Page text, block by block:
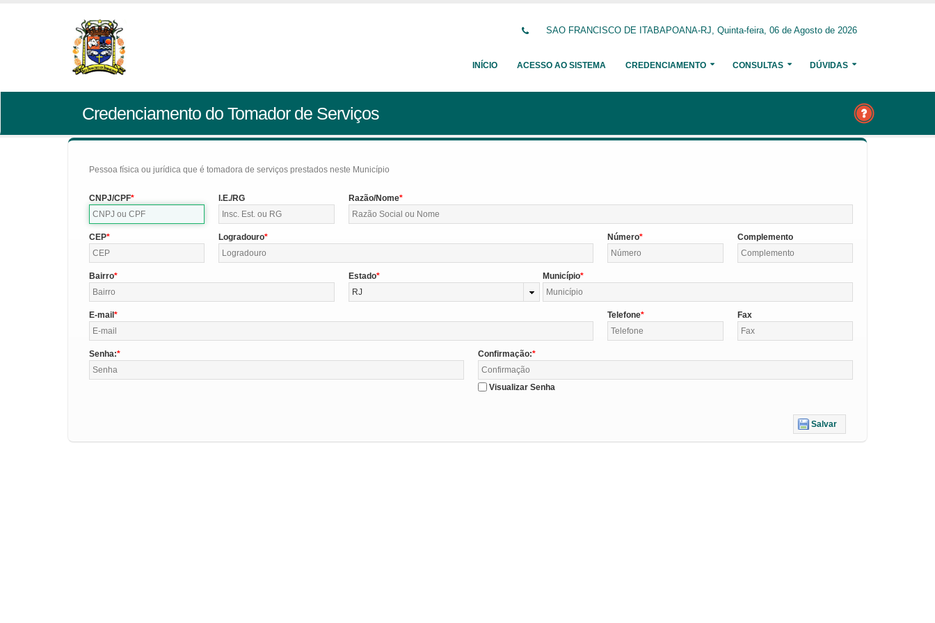
SAO FRANCISCO DE ITABAPOANA-RJ, Quinta-feira, 06 de Agosto de 2026
INÍCIO ACESSO AO SISTEMA CREDENCIAMENTO CONSULTAS DÚVIDAS
Credenciamento do Tomador de Serviços
Pessoa física ou jurídica que é tomadora de serviços prestados neste Município
CNPJ/CPF I.E./RG Razão/Nome
CEP Logradouro Número Complemento
Bairro
Estado
RJ
Município
E-mail Telefone Fax
Senha: Confirmação:
Visualizar Senha
Salvar